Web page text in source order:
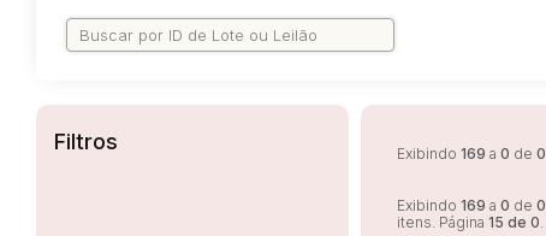
Filtros Exibindo 169 a 0 de 0
Exibindo 169 a 0 de 0
itens. Página 15 de 0.